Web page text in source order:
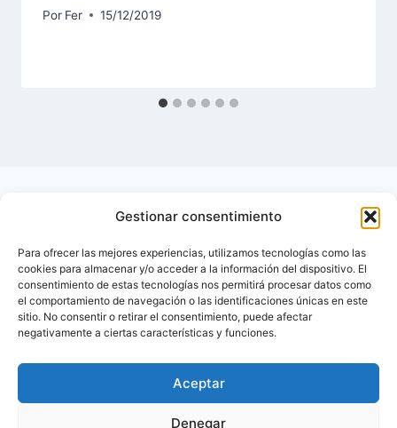
Gestionar consentimiento
Para ofrecer las mejores experiencias, utilizamos tecnologías como las
cookies para almacenar y/o acceder a la información del dispositivo. El
consentimiento de estas tecnologías nos permitirá procesar datos como
el comportamiento de navegación o las identificaciones únicas en este
sitio. No consentir o retirar el consentimiento, puede afectar
negativamente a ciertas características y funciones.
Aceptar
Denegar
Por Fer 15/12/2019
Inicio
Contactar